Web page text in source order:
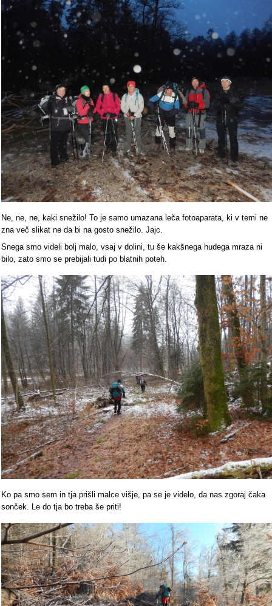
Ne, ne, ne, kaki snežilo! To je samo umazana leča fotoaparata, ki v temi ne
zna več slikat ne da bi na gosto snežilo. Jajc.
Snega smo videli bolj malo, vsaj v dolini, tu še kakšnega hudega mraza ni
bilo, zato smo se prebijali tudi po blatnih poteh.
Ko pa smo sem in tja prišli malce višje, pa se je videlo, da nas zgoraj čaka
sonček. Le do tja bo treba še priti!